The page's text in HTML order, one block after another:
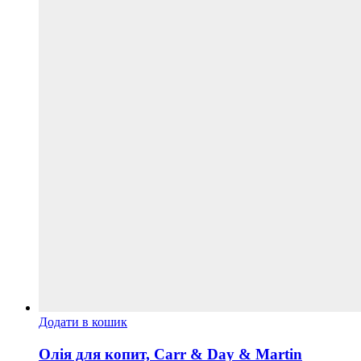
Додати в кошик
Олія для копит, Carr & Day & Martin